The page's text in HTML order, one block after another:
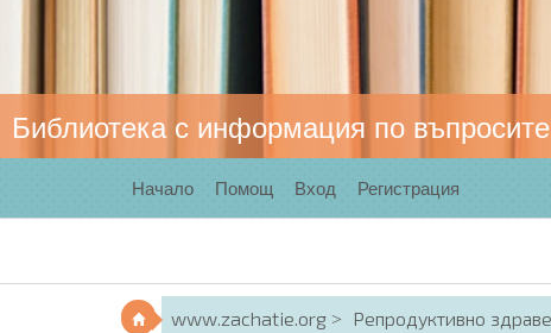
Библиотека с информация по
Начало Помощ Вход Регистрация
www.zachatie.org Репродуктивно здраве